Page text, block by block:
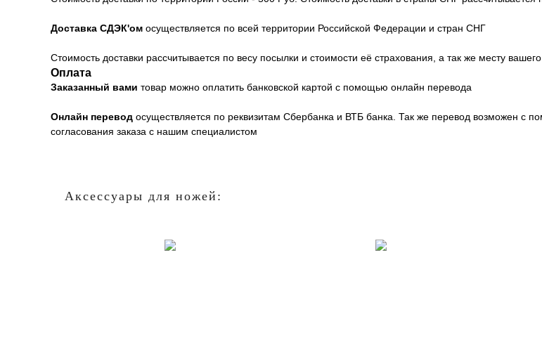
Доставка СДЭК'ом осуществляется по всей территории Российской Федерации и стран СНГ
Стоимость доставки рассчитывается по весу посылки и стоимости её страхования, а так же месту
Оплата
Заказанный вами товар можно оплатить банковской картой с помощью онлайн перевода
Онлайн перевод осуществляется по реквизитам Сбербанка и ВТБ банка. Так же перевод возможен с
согласования заказа с нашим специалистом
Аксессуары для ножей: